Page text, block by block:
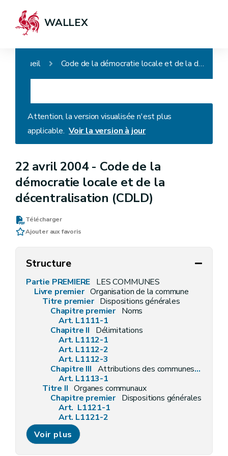
WALLEX
Accueil Code de la démocratie locale et de la décentralisation (CDLD)
Attention, la version visualisée n'est plus
applicable. Voir la version à jour
22 avril 2004 - Code de la
démocratie locale et de la
décentralisation (CDLD)
Télécharger
Ajouter aux favoris
Structure
Partie PREMIERE LES COMMUNES
Livre premier Organisation de la commune
Titre premier Dispositions générales
Chapitre premier Noms
Art. L1111-1
Chapitre II
Délimitations
Art. L1112-1
Art. L1112-2
Art. L1112-3
Chapitre III Attributions des communes en général
Art. L1113-1
Titre II Organes communaux
Chapitre premier Dispositions générales
Art. L1121-1
Art. L1121-2
Art. L1121-3
Art. L1121-4
Chapitre II
Voir plus